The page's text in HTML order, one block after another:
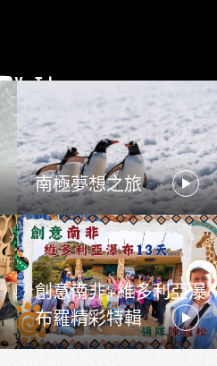
南極夢想之旅
創意南非+維多利亞瀑
布羅精彩特輯